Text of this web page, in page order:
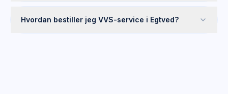
Hvordan bestiller jeg VVS-service i Egtved?